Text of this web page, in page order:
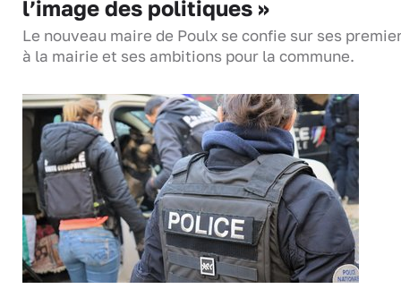
l’image des politiques »
Le nouveau maire de Poulx se confie sur ses
à la mairie et ses ambitions pour la commune.